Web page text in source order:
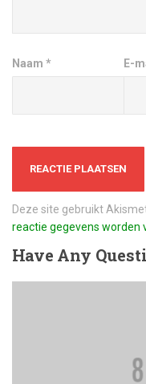
Naam * E-
Deze site gebruikt
reactie gegevens worden
HaveAny